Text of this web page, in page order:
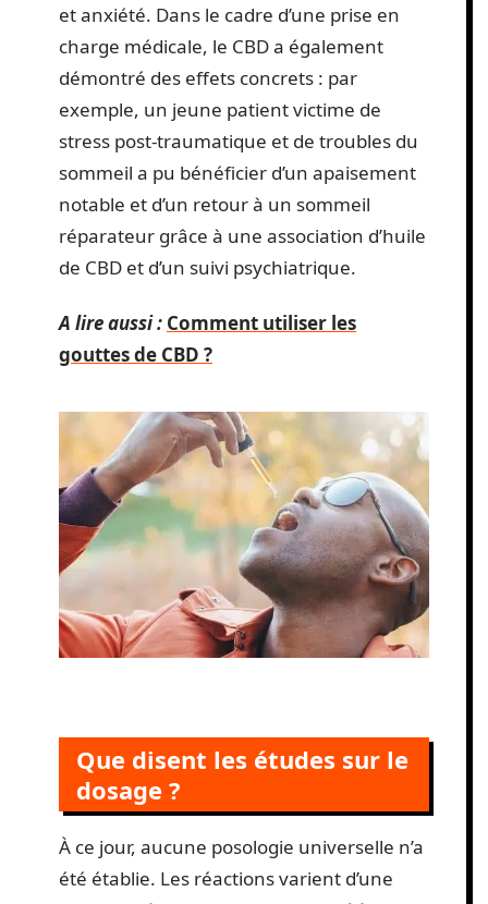
et anxiété. Dans le cadre d’une prise en
charge médicale, le CBD a également
démontré des effets concrets : par
exemple, un jeune patient victime de
stress post-traumatique et de troubles du
sommeil a pu bénéficier d’un apaisement
notable et d’un retour à un sommeil
réparateur grâce à une association d’huile
de CBD et d’un suivi psychiatrique.
A lire aussi : Comment utiliser les
gouttes de CBD ?
Que disent les études sur le
dosage ?
À ce jour, aucune posologie universelle n’a
été établie. Les réactions varient d’une